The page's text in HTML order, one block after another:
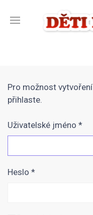
Pro možnost
přihlaste.
Uživatelské jméno *
Heslo *